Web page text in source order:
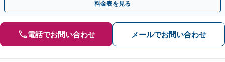
料金表を見る
電話でお問い合わせ メールでお問い合わせ